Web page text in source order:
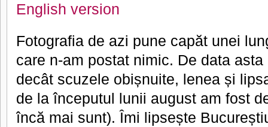
English version
Fotografia de azi pune capăt unei
care n-am postat nimic. De data
decât scuzele obișnuite, lenea și
de la începutul lunii august am fost
încă mai sunt). Îmi lipsește